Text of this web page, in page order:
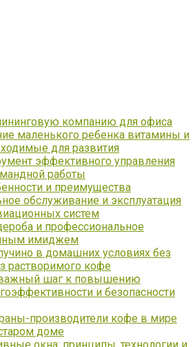
компанию для офиса
маленького ребенка витамины и
для развития
эффективного управления
работы
и преимущества
обслуживание и эксплуатация
систем
и профессиональное
имиджем
в домашних условиях без
растворимого кофе
шаг к повышению
и безопасности
производители кофе в мире
доме
окна: принципы, технологии и